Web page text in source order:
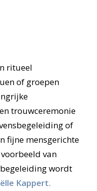
ritueel
of groepen
trouwceremonie
of
fijne mensgerichte
van
wordt
Kappert.